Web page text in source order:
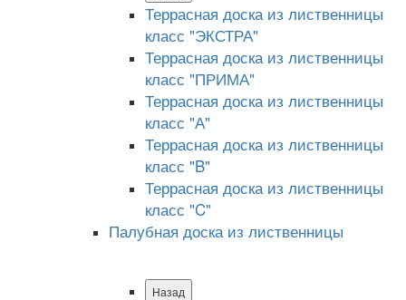
Террасная доска из лиственницы
класс "ЭКСТРА"
Террасная доска из лиственницы
класс "ПРИМА"
Террасная доска из лиственницы
класс "А"
Террасная доска из лиственницы
класс "B"
Террасная доска из лиственницы
класс "C"
Палубная доска из лиственницы
Назад